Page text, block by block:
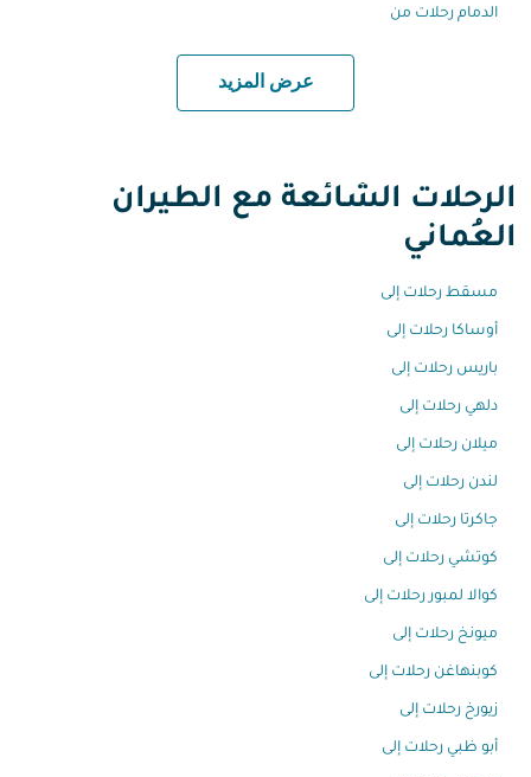
الدمام رحلات من
عرض المزيد
الرحلات الشائعة مع الطيران
العُماني
مسقط رحلات إلى
أوساكا رحلات إلى
باريس رحلات إلى
دلهي رحلات إلى
ميلان رحلات إلى
لندن رحلات إلى
جاكرتا رحلات إلى
كوتشي رحلات إلى
كوالا لمبور رحلات إلى
ميونخ رحلات إلى
كوبنهاغن رحلات إلى
زيورخ رحلات إلى
أبو ظبي رحلات إلى